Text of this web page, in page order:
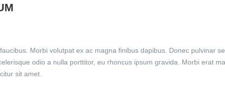
Morbi volutpat ex ac magna finibus dapibus. Donec pulvinar
odio a nulla porttitor, eu rhoncus ipsum gravida. Morbi erat
sit amet.